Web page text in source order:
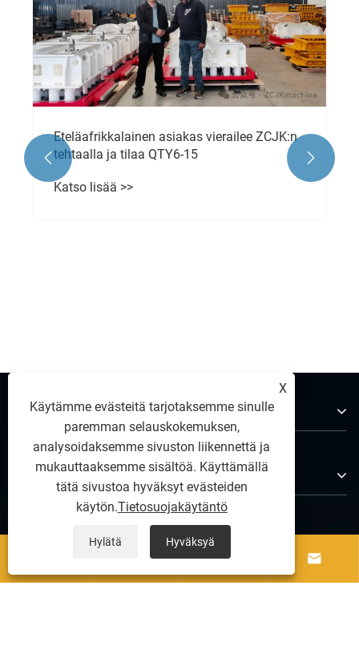
Eteläafrikkalainen asiakas vierailee ZCJK:n
tehtaalla ja tilaa QTY6-15
Katso lisää >>
 
Tietoja meistä
Tuotteet
Ota meihin yhteyttä
 
X
Käytämme evästeitä tarjotaksemme sinulle
paremman selauskokemuksen,
analysoidaksemme sivuston liikennettä ja
mukauttaaksemme sisältöä. Käyttämällä
tätä sivustoa hyväksyt evästeiden
käytön.Tietosuojakäytäntö
Hylätä Hyväksyä